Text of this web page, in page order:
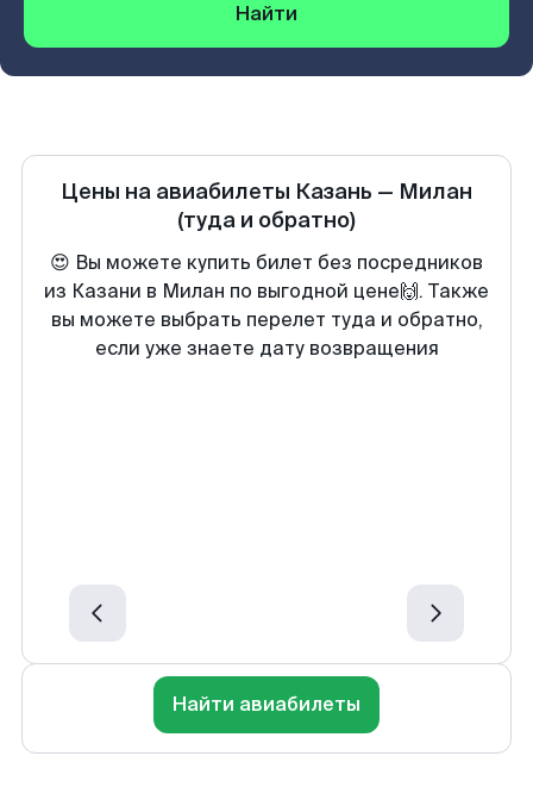
Найти
Цены на авиабилеты Казань — Милан
(туда и обратно)
😍 Вы можете купить билет без посредников
из Казани в Милан по выгодной цене🙌. Также
вы можете выбрать перелет туда и обратно,
если уже знаете дату возвращения
Найти авиабилеты